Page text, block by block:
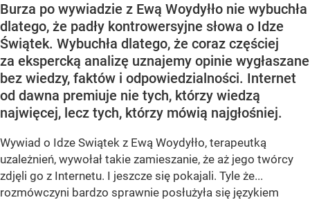
Burza po wywiadzie z Ewą Woydyłło nie wybuchła
dlatego, że padły kontrowersyjne słowa o Idze
Świątek. Wybuchła dlatego, że coraz częściej
za ekspercką analizę uznajemy opinie wygłaszane
bez wiedzy, faktów i odpowiedzialności. Internet
od dawna premiuje nie tych, którzy wiedzą
najwięcej, lecz tych, którzy mówią najgłośniej.
Wywiad o Idze Swiątek z Ewą Woydyłło, terapeutką
uzależnień, wywołał takie zamieszanie, że aż jego twórcy
zdjęli go z Internetu. I jeszcze się pokajali. Tyle że...
rozmówczyni bardzo sprawnie posłużyła się językiem